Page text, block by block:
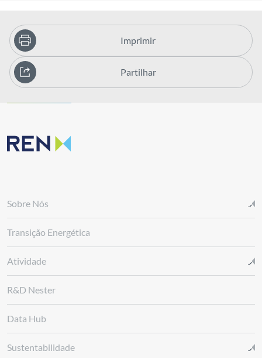
Imprimir
Partilhar
Sobre Nós
Transição Energética
Atividade
R&D Nester
Data Hub
Sustentabilidade